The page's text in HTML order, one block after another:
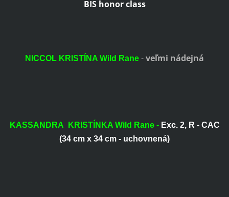
BIS honor class
NICCOL KRISTÍNA Wild Rane -veľmi nádejná
KASSANDRA KRISTÍNKA Wild Rane - Exc. 2, R - CAC
(34 cm x 34 cm - uchovnená)